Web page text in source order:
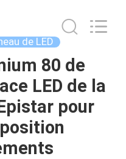
de LED
80 de
LED de la
pour